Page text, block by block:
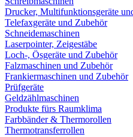
Drucker, Multifunktionsgeräte
Telefaxgeräte und Zubehör
Schneidemaschinen
Laserpointer, Zeigestäbe
Loch-, Ösgeräte und Zubehör
Falzmaschinen und Zubehör
Frankiermaschinen und Zubehör
Prüfgeräte
Geldzählmaschinen
Produkte fürs Raumklima
Farbbänder & Thermorollen
Thermotransferrollen